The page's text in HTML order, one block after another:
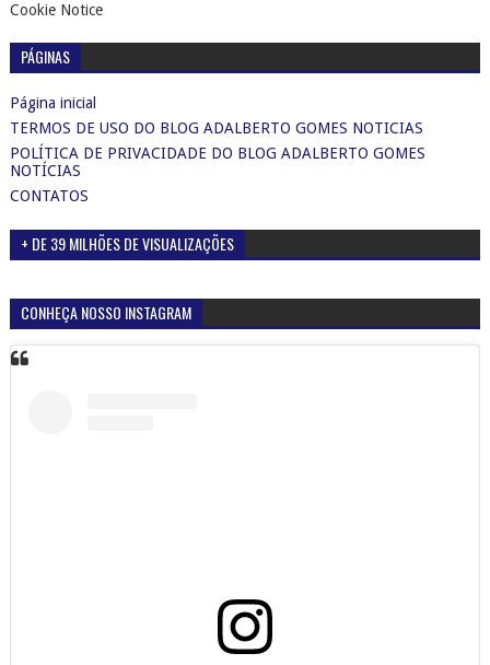
Cookie Notice
PÁGINAS
Página inicial
TERMOS DE USO DO BLOG ADALBERTO GOMES NOTICIAS
POLÍTICA DE PRIVACIDADE DO BLOG ADALBERTO GOMES
NOTÍCIAS
CONTATOS
+ DE 39 MILHÕES DE VISUALIZAÇÕES
CONHEÇA NOSSO INSTAGRAM